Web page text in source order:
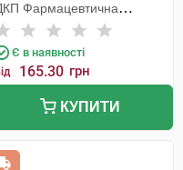
Фармацевтична
Є в наявності
165.30 грн
КУПИТИ